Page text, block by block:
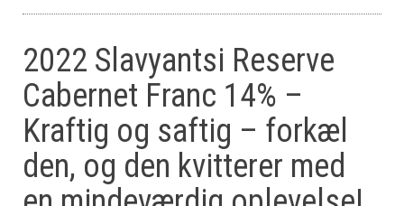
2022 Slavyantsi Reserve
Cabernet Franc 14% –
Kraftig og saftig – forkæl
den, og den kvitterer med